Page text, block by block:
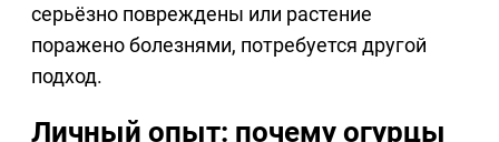
серьёзно повреждены или растение
поражено болезнями, потребуется другой
подход.
Личный опыт: почему огурцы